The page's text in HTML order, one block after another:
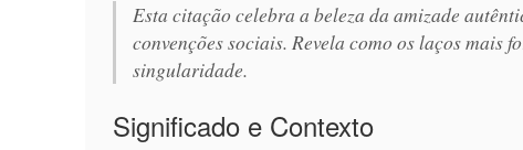
Esta citação celebra a beleza da amizade
convenções sociais. Revela como os laços mais
singularidade.
Significado e Contexto